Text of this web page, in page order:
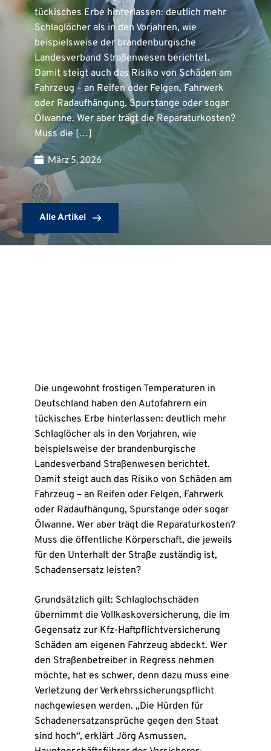
tückisches Erbe hinterlassen: deutlich mehr
Schlaglöcher als in den Vorjahren, wie
beispielsweise der brandenburgische
Landesverband Straßenwesen berichtet.
Damit steigt auch das Risiko von Schäden am
Fahrzeug – an Reifen oder Felgen, Fahrwerk
oder Radaufhängung, Spurstange oder sogar
Ölwanne. Wer aber trägt die Reparaturkosten?
Muss die […]
März 5, 2026
Alle Artikel
Die ungewohnt frostigen Temperaturen in
Deutschland haben den Autofahrern ein
tückisches Erbe hinterlassen: deutlich mehr
Schlaglöcher als in den Vorjahren, wie
beispielsweise der brandenburgische
Landesverband Straßenwesen berichtet.
Damit steigt auch das Risiko von Schäden am
Fahrzeug – an Reifen oder Felgen, Fahrwerk
oder Radaufhängung, Spurstange oder sogar
Ölwanne. Wer aber trägt die Reparaturkosten?
Muss die öffentliche Körperschaft, die jeweils
für den Unterhalt der Straße zuständig ist,
Schadensersatz leisten?
Grundsätzlich gilt: Schlaglochschäden
übernimmt die Vollkaskoversicherung, die im
Gegensatz zur Kfz-Haftpflichtversicherung
Schäden am eigenen Fahrzeug abdeckt. Wer
den Straßenbetreiber in Regress nehmen
möchte, hat es schwer, denn dazu muss eine
Verletzung der Verkehrssicherungspflicht
nachgewiesen werden. „Die Hürden für
Schadenersatzansprüche gegen den Staat
sind hoch“, erklärt Jörg Asmussen,